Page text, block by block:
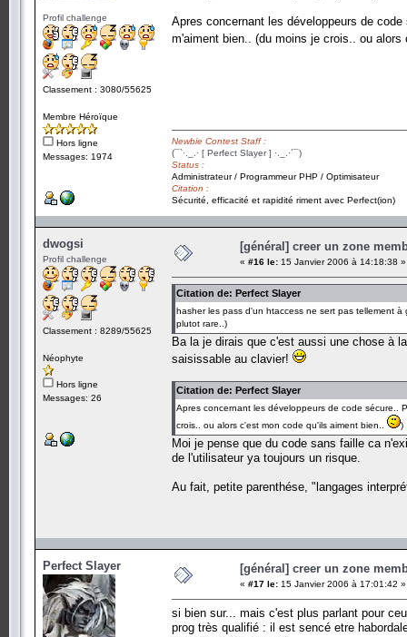
Profil challenge
Classement : 3080/55625
Membre Héroïque
Hors ligne
Messages: 1974
Apres concernant les développeurs de
m'aiment bien.. (du moins je crois.. ou
Newbie Contest Staff :
(¯`·._.· [ Perfect Slayer ] ·._.·´¯)
Status :
Administrateur / Programmeur PHP / Optimisateur
Citation :
Sécurité, efficacité et rapidité riment avec Perfect(ion)
dwogsi
Profil challenge
Classement : 8289/55625
Néophyte
Hors ligne
Messages: 26
[général] creer un zone
« #16 le: 15 Janvier 2006 à 14:18:38 »
Citation de: Perfect Slayer
hasher les pass d'un htaccess ne sert pas tellement
plutot rare..)
Ba la je dirais que c'est aussi une chose à
saisissable au clavier!
Citation de: Perfect Slayer
Apres concernant les développeurs de code sécure..
crois.. ou alors c'est mon code qu'ils aiment bien..
)
Moi je pense que du code sans faille ca
de l'utilisateur ya toujours un risque.
Au fait, petite parenthése, "langages
Perfect Slayer [général] creer un zone
« #17 le: 15 Janvier 2006 à 17:01:42 »
si bien sur... mais c'est plus parlant pour
prog très qualifié : il est sencé etre